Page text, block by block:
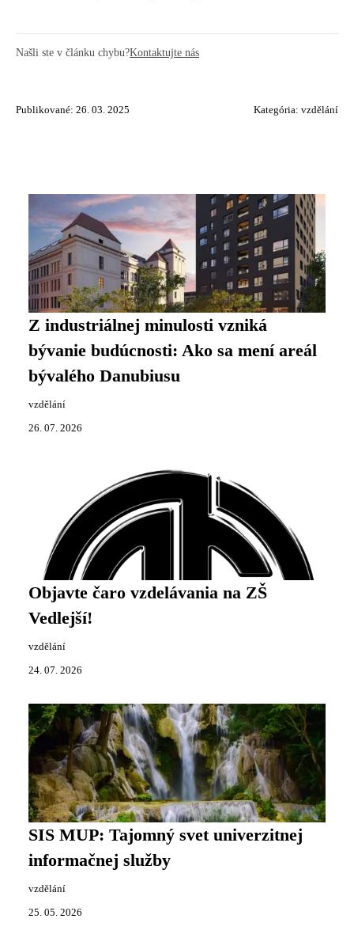
Našli ste v článku chybu?Kontaktujte nás
Publikované: 26. 03. 2025 Kategória: vzdělání
Z industriálnej minulosti vzniká
bývanie budúcnosti: Ako sa mení areál
bývalého Danubiusu
vzdělání
26. 07. 2026
Objavte čaro vzdelávania na ZŠ
Vedlejší!
vzdělání
24. 07. 2026
SIS MUP: Tajomný svet univerzitnej
informačnej služby
vzdělání
25. 05. 2026